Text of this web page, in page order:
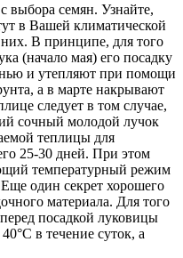
выбора семян. Узнайте,
в Вашей климатической
В принципе, для того
(начало мая) его посадку
и утепляют при помощи
а в марте накрывают
следует в том случае,
сочный молодой лучок
теплицы для
25-30 дней. При этом
температурный режим
один секрет хорошего
материала. Для того
посадкой луковицы
в течение суток, а